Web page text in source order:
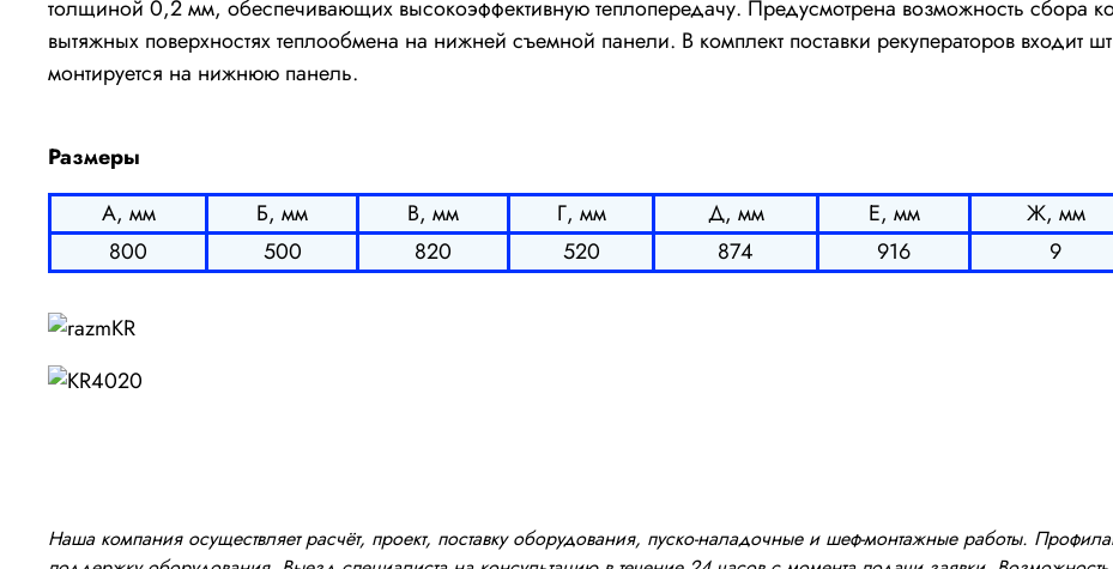
толщиной 0,2 мм, обеспечивающих высокоэффективную теплопередачу. Предусмотрена возможность сбора
вытяжных поверхностях теплообмена на нижней съемной панели. В комплект поставки рекуператоров входит
монтируется на нижнюю панель.
Размеры
А, мм
Б, мм В, мм Г, мм Д, мм Е, мм Ж, мм
800
500 820 520 874 916 9
Наша компания осуществляет расчёт, проект, поставку оборудования, пуско-наладочные и шеф-монтажные работы.